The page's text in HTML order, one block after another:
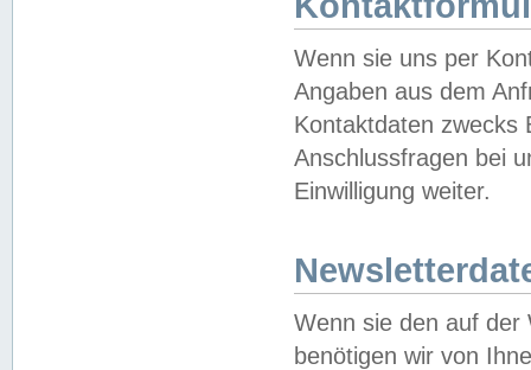
Wenn sie uns per
Angaben aus dem
Kontaktdaten zwecks
Anschlussfragen bei
Einwilligung weiter.
Wenn sie den auf der
benötigen wir von